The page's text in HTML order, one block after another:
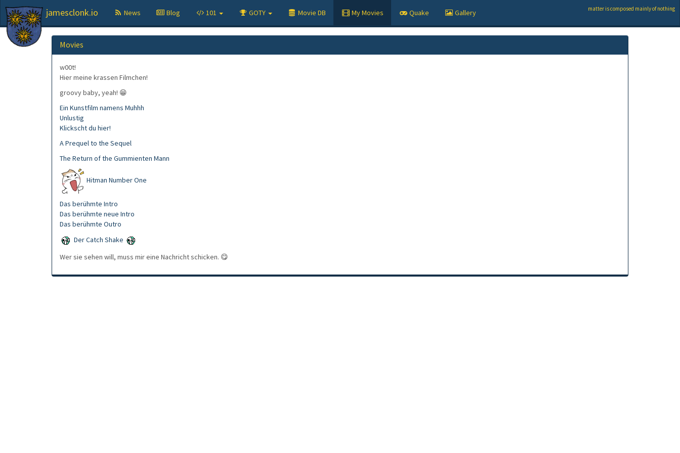
jamesclonk.io News Blog 101 GOTY Movie DB My Movies Quake Gallery
Movies
w00t!
Hier meine krassen Filmchen!
groovy baby, yeah! 😁
Ein Kunstfilm namens Muhhh
Unlustig
Klickscht du hier!
A Prequel to the Sequel
The Return of the Gummienten Mann
Hitman Number One
Das berühmte Intro
Das berühmte neue Intro
Das berühmte Outro
Der Catch Shake
Wer sie sehen will, muss mir eine Nachricht schicken. 😋
matter is composed mainly of nothing